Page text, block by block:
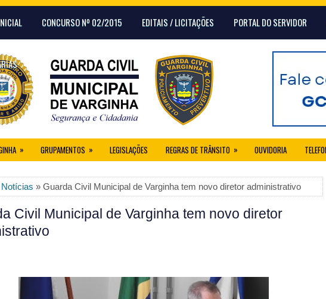
CONCURSO Nº 02/2015 EDITAIS / LICITAÇÕES PORTAL DO SERVIDOR
» GRUPAMENTOS » LEGISLAÇÕES REGRAS DE TRÂNSITO » OUVIDORIA
Notícias » Guarda Civil Municipal de Varginha tem novo diretor administrativo
Civil Municipal de Varginha tem novo diretor